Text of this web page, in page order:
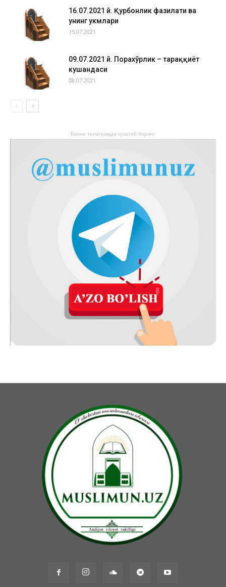
16.07.2021 й. Қурбонлик фазилати ва
унинг ҳукмлари
15.07.2021
09.07.2021 й. Порахўрлик – тараққиёт
кушандаси
08.07.2021
Бизни телеграмда кузатиб боринг